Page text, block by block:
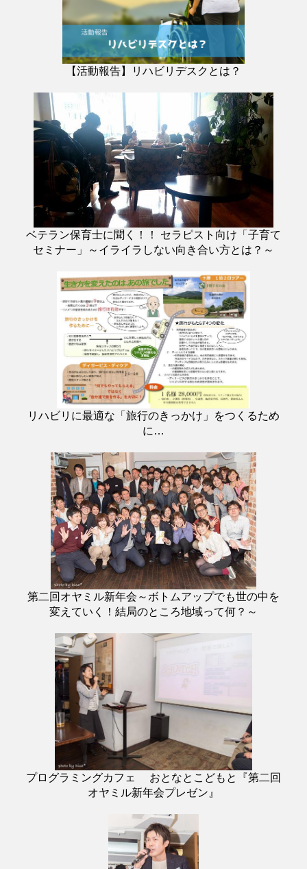
【活動報告】リハビリデスクとは？
ベテラン保育士に聞く！！ セラピスト向け「子育て
セミナー」～イライラしない向き合い方とは？～
リハビリに最適な「旅行のきっかけ」をつくるため
に…
第二回オヤミル新年会～ボトムアップでも世の中を
変えていく！結局のところ地域って何？～
プログラミングカフェ おとなとこどもと『第二回
オヤミル新年会プレゼン』